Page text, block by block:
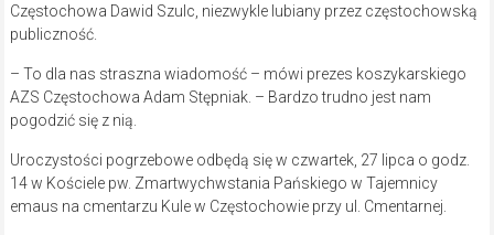
Częstochowa Dawid Szulc, niezwykle lubiany przez częstochowską
publiczność.
– To dla nas straszna wiadomość – mówi prezes koszykarskiego
AZS Częstochowa Adam Stępniak. – Bardzo trudno jest nam
pogodzić się z nią.
Uroczystości pogrzebowe odbędą się w czwartek, 27 lipca o godz.
14 w Kościele pw. Zmartwychwstania Pańskiego w Tajemnicy
emaus na cmentarzu Kule w Częstochowie przy ul. Cmentarnej.